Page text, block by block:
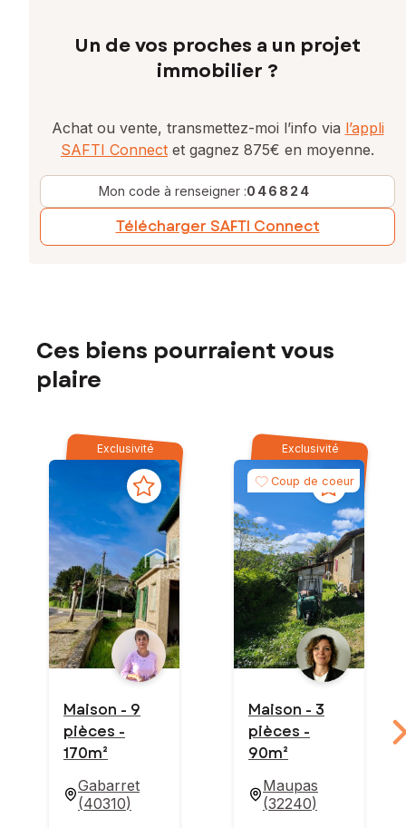
Un de vos proches a un projet
immobilier ?
Achat ou vente, transmettez-moi l’info via l’appli
SAFTI Connect et gagnez 875€ en moyenne.
Mon code à renseigner :046824
Télécharger SAFTI Connect
Ces biens pourraient vous
plaire
Exclusivité
Maison - 9
pièces -
170m²
Gabarret
(40310)
Exclusivité
Coup de coeur
Maison - 3
pièces -
90m²
Maupas
(32240)